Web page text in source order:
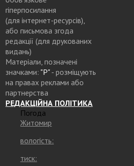
гіперпосилання
(для інтернет-ресурсів),
або письмова згода
редакції (для друкованих
видань)
Матеріали, позначені
значками: "Р"- розміщують
на правах реклами або
партнерства
РЕДАКЦІЙНА ПОЛІТИКА
Погода
Житомир
вологість:
тиск: